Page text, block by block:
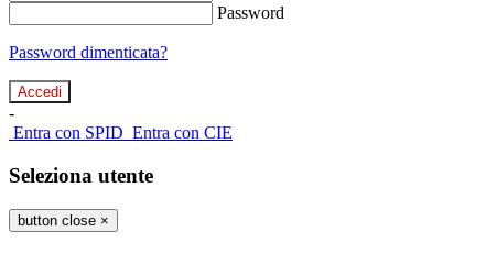
Password
Password dimenticata?
-
Entra con SPID Entra con CIE
Seleziona utente
button close ×